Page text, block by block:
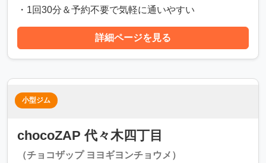
・1回30分＆予約不要で気軽に通いやすい
詳細ページを見る
小型ジム
chocoZAP 代々木四丁目
（チョコザップ ヨヨギヨンチョウメ）